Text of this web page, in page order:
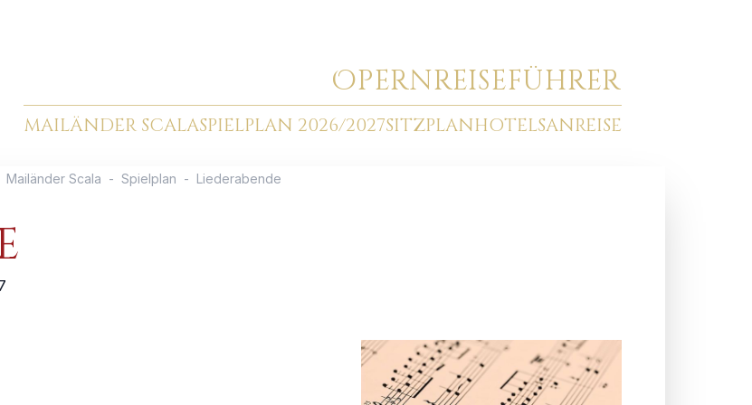
OPERNREISEFÜHRER
MAILÄNDER SCALASPIELPLAN 2026/2027SITZPLANHOTELSANREISE
Mailänder Scala - Spielplan - Liederabende